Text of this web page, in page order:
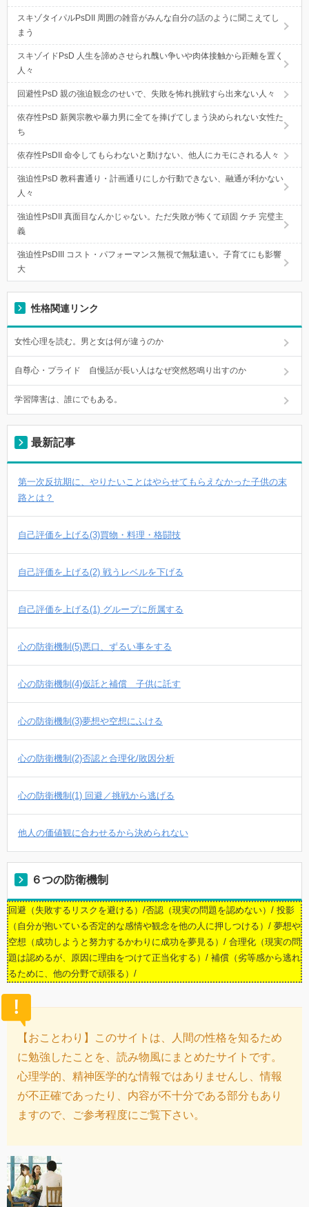
スキゾタイパルPsDII 周囲の雑音がみんな自分の話のように聞こえてし
まう
スキゾイドPsD 人生を諦めさせられ醜い争いや肉体接触から距離を置く
人々
回避性PsD 親の強迫観念のせいで、失敗を怖れ挑戦すら出来ない人々
依存性PsD 新興宗教や暴力男に全てを捧げてしまう決められない女性た
ち
依存性PsDII 命令してもらわないと動けない、他人にカモにされる人々
強迫性PsD 教科書通り・計画通りにしか行動できない、融通が利かない
人々
強迫性PsDII 真面目なんかじゃない。ただ失敗が怖くて頑固 ケチ 完璧主
義
強迫性PsDIII コスト・パフォーマンス無視で無駄遣い。子育てにも影響
大
性格関連リンク
女性心理を読む。男と女は何が違うのか
自尊心・プライド 自慢話が長い人はなぜ突然怒鳴り出すのか
学習障害は、誰にでもある。
最新記事
第一次反抗期に、やりたいことはやらせてもらえなかった子供の末
路とは？
自己評価を上げる(3)買物・料理・格闘技
自己評価を上げる(2) 戦うレベルを下げる
自己評価を上げる(1) グループに所属する
心の防衛機制(5)悪口、ずるい事をする
心の防衛機制(4)仮託と補償 子供に託す
心の防衛機制(3)夢想や空想にふける
心の防衛機制(2)否認と合理化/敗因分析
心の防衛機制(1) 回避／挑戦から逃げる
他人の価値観に合わせるから決められない
６つの防衛機制
回避（失敗するリスクを避ける）/否認（現実の問題を認めない）/ 投影
（自分が抱いている否定的な感情や観念を他の人に押しつける）/ 夢想や
空想（成功しようと努力するかわりに成功を夢見る）/ 合理化（現実の問
題は認めるが、原因に理由をつけて正当化する）/ 補償（劣等感から逃れ
るために、他の分野で頑張る）/
【おことわり】このサイトは、人間の性格を知るため
に勉強したことを、読み物風にまとめたサイトです。
心理学的、精神医学的な情報ではありませんし、情報
が不正確であったり、内容が不十分である部分もあり
ますので、ご参考程度にご覧下さい。